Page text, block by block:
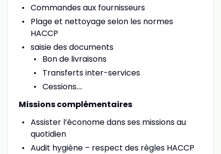
Commandes aux fournisseurs
Plage et nettoyage selon les normes
HACCP
saisie des documents
Bon de livraisons
Transferts inter-services
Cessions....
Missions complémentaires
Assister l’économe dans ses missions au
quotidien
Audit hygiène – respect des règles HACCP